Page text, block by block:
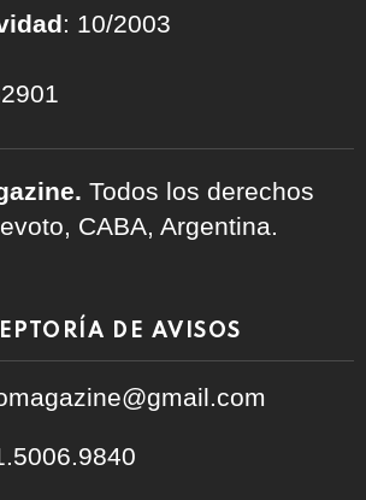
: 10/2003
Todos los derechos
CABA, Argentina.
DE AVISOS